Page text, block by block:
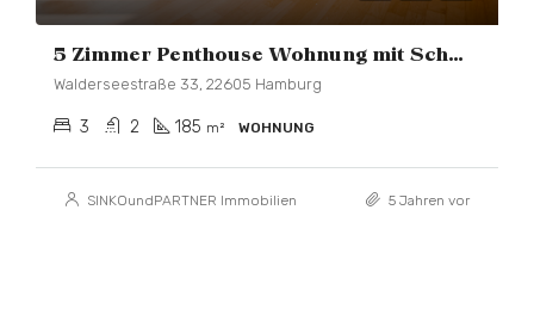
5 Zimmer Penthouse Wohnung mit Schwimmbad und Sauna in bester Lage
Walderseestraße 33, 22605 Hamburg
3 2 185 m² WOHNUNG
SINKOundPARTNER Immobilien 5 Jahren vor